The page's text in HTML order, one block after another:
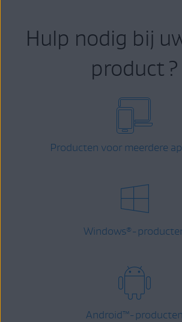
Hulp nodig bij
product ?
Producten voor meerdere
Windows® -
Android™-producten